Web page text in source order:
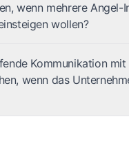
wenn mehrere Angel-
wollen?
Kommunikation mit
wenn das